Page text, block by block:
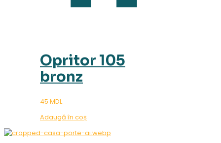
Opritor 105
bronz
45 MDL
Adaugă în coș